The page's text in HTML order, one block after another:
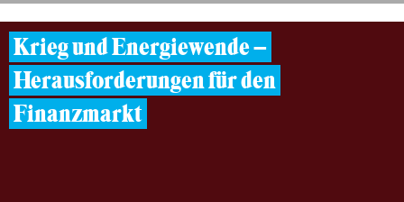
Krieg und Energiewende –
Herausforderungen für den
Finanzmarkt